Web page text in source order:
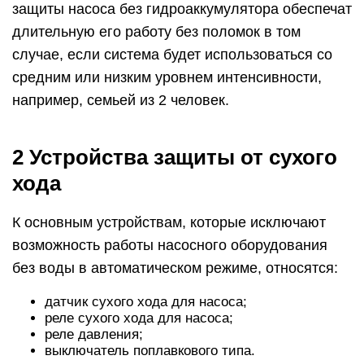
защиты насоса без гидроаккумулятора обеспечат
длительную его работу без поломок в том
случае, если система будет использоваться со
средним или низким уровнем интенсивности,
например, семьей из 2 человек.
2 Устройства защиты от сухого
хода
К основным устройствам, которые исключают
возможность работы насосного оборудования
без воды в автоматическом режиме, относятся:
датчик сухого хода для насоса;
реле сухого хода для насоса;
реле давления;
выключатель поплавкового типа.